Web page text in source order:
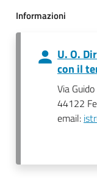
Informazioni
U. O.
con il
Via
44122
email: